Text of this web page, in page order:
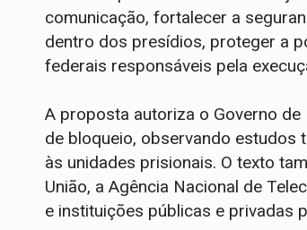
comunicação, fortalecer a
dentro dos presídios, proteger a
federais responsáveis pela
A proposta autoriza o Governo
de bloqueio, observando estudos
às unidades prisionais. O texto
União, a Agência Nacional de
e instituições públicas e privadas